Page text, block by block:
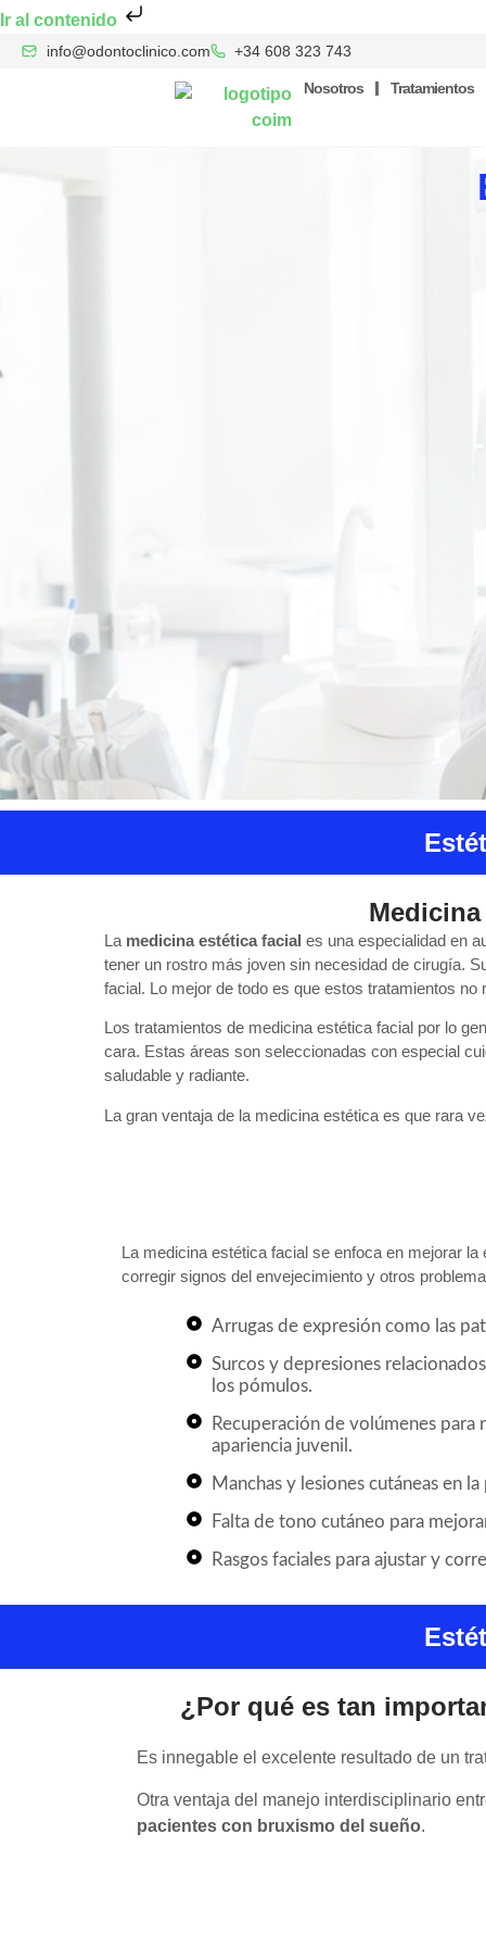
Ir al contenido
info@odontoclinico.com +34 608 323 743
Nosotros Tratamientos
La medicina estética facial es una especialidad en
tener un rostro más joven sin necesidad de cirugía.
facial. Lo mejor de todo es que estos tratamientos
Los tratamientos de medicina estética facial por lo
cara. Estas áreas son seleccionadas con especial
saludable y radiante.
La gran ventaja de la medicina estética es que rara
La medicina estética facial se enfoca en mejorar
corregir signos del envejecimiento y otros
Arrugas de expresión como las
Surcos y depresiones
los pómulos.
Recuperación de volúmenes
apariencia juvenil.
Manchas y lesiones cutáneas en
Falta de tono cutáneo para
Rasgos faciales para ajustar y
¿Por qué es tan
Es innegable el excelente resultado de un
Otra ventaja del manejo interdisciplinario
pacientes con bruxismo del sueño.